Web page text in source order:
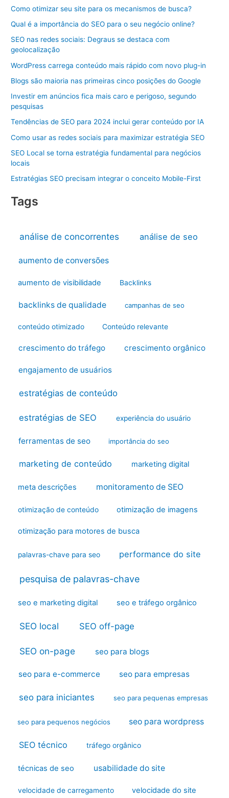
Como otimizar seu site para os mecanismos de busca?
Qual é a importância do SEO para o seu negócio online?
SEO nas redes sociais: Degraus se destaca com
geolocalização
WordPress carrega conteúdo mais rápido com novo plug-in
Blogs são maioria nas primeiras cinco posições do Google
Investir em anúncios fica mais caro e perigoso, segundo
pesquisas
Tendências de SEO para 2024 inclui gerar conteúdo por IA
Como usar as redes sociais para maximizar estratégia SEO
SEO Local se torna estratégia fundamental para negócios
locais
Estratégias SEO precisam integrar o conceito Mobile-First
Tags
análise de concorrentes análise de seo
aumento de conversões
aumento de visibilidade Backlinks
backlinks de qualidade campanhas de seo
conteúdo otimizado Conteúdo relevante
crescimento do tráfego crescimento orgânico
engajamento de usuários
estratégias de conteúdo
estratégias de SEO experiência do usuário
ferramentas de seo importância do seo
marketing de conteúdo marketing digital
meta descrições monitoramento de SEO
otimização de conteúdo otimização de imagens
otimização para motores de busca
palavras-chave para seo performance do site
pesquisa de palavras-chave
seo e marketing digital seo e tráfego orgânico
SEO local SEO off-page
SEO on-page seo para blogs
seo para e-commerce seo para empresas
seo para iniciantes seo para pequenas empresas
seo para pequenos negócios seo para wordpress
SEO técnico tráfego orgânico
técnicas de seo usabilidade do site
velocidade de carregamento velocidade do site